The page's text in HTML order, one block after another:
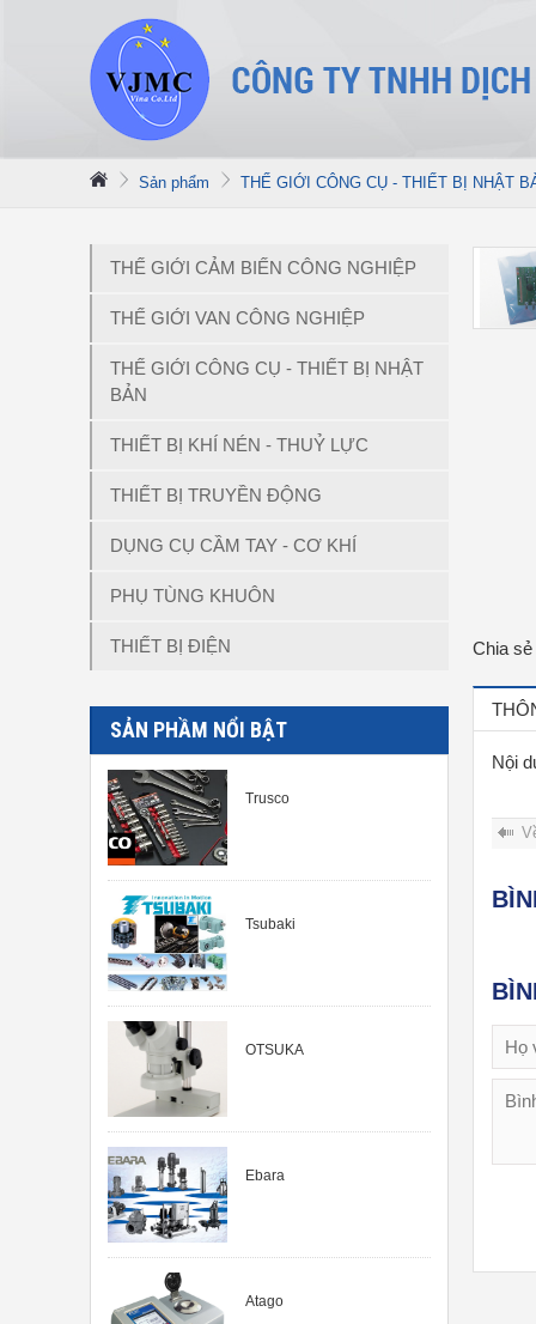
Sản phẩm THẾ GIỚI CÔNG CỤ - THIẾT BỊ NHẬT
THẾ GIỚI CẢM BIẾN CÔNG NGHIỆP
THẾ GIỚI VAN CÔNG NGHIỆP
THẾ GIỚI CÔNG CỤ - THIẾT BỊ NHẬT
BẢN
THIẾT BỊ KHÍ NÉN - THUỶ LỰC
THIẾT BỊ TRUYỀN ĐỘNG
DỤNG CỤ CẦM TAY - CƠ KHÍ
PHỤ TÙNG KHUÔN
THIẾT BỊ ĐIỆN
SẢN PHẦM NỔI BẬT
Trusco
Tsubaki
OTSUKA
Ebara
Atago
Chia
Nội